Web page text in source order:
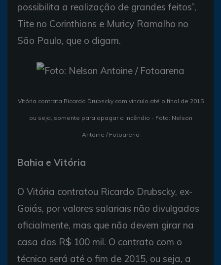
possibilita a realização de grandes feitos”,
Tite no Corinthians e Muricy Ramalho no
São Paulo, que o digam.
Vitória contrata Ricardo Drubscky com vínculo até o final de 2015
ou seja, somente para apagar o incêndio - Foto: Nelson
Antoine / Fotoarena
Bahia e Vitória
O Vitória contratou Ricardo Drubscky, ex-
Goiás, por valores salariais não divulgados
oficialmente, mas que não devem girar na
casa dos R$ 100 mil. O contrato com o
técnico será até o fim de 2015, ou seja, a